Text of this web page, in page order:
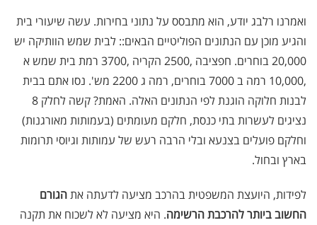
ואמרנו רלבג יודע, הוא מתבסס על נתוני בחירות. עשה שיעורי בית
והגיע מוכן עם הנתונים הפוליטיים הבאים:: לבית שמש הוותיקה יש
20,000 בוחרים. חפציבה ,2500 הקריה ,3700 רמת בית שמש א
,10,000 רמה ב 7000 בוחרים, רמה ג 2200 מש'. נסו אתם בבית
לבנות חלוקה הוגנת לפי הנתונים האלה. האמת? קשה לחלק 8
נציגים לעשרות בתי כנסת, חלקם מעומתים (בעמותות מאורגנות)
וחלקם פועלים בצנעא ובלי הרבה רעש של עמותות וגיוסי תרומות
בארץ ובחול.
לפידות, היועצת המשפטית בהרכב מציעה לדעתה אתהגורם
החשוב ביותר להרכבת הרשימה. היא מציעה לא לשכוח את תקנה